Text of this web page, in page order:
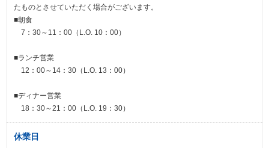
たものとさせていただく場合がございます。
■朝食
7：30～11：00（L.O. 10：00）
■ランチ営業
12：00～14：30（L.O. 13：00）
■ディナー営業
18：30～21：00（L.O. 19：30）
休業日